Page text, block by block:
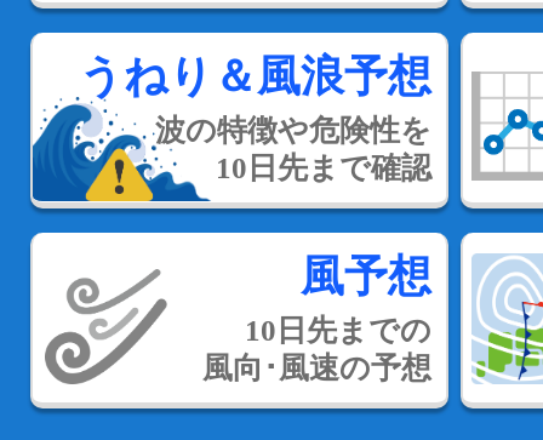
うねり＆風浪予想
波の特徴や危険性を
10日先まで確認
風予想
10日先までの
風向･風速の予想